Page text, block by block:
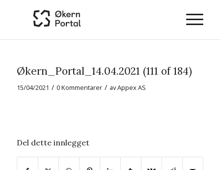
Økern_Portal_14.04.2021 (111 of 184)
15/04/2021 / 0 Kommentarer / avAppex AS
Del dette innlegget